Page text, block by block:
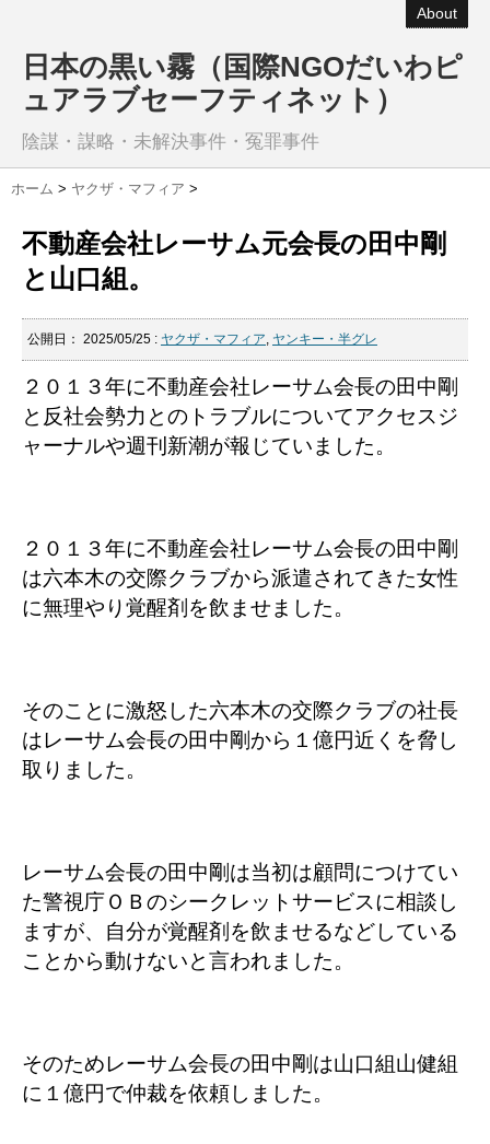
About
日本の黒い霧（国際NGOだいわピ
ュアラブセーフティネット）
陰謀・謀略・未解決事件・冤罪事件
ホーム > ヤクザ・マフィア >
不動産会社レーサム元会長の田中剛
と山口組。
公開日： 2025/05/25 : ヤクザ・マフィア, ヤンキー・半グレ
２０１３年に不動産会社レーサム会長の田中剛
と反社会勢力とのトラブルについてアクセスジ
ャーナルや週刊新潮が報じていました。
２０１３年に不動産会社レーサム会長の田中剛
は六本木の交際クラブから派遣されてきた女性
に無理やり覚醒剤を飲ませました。
そのことに激怒した六本木の交際クラブの社長
はレーサム会長の田中剛から１億円近くを脅し
取りました。
レーサム会長の田中剛は当初は顧問につけてい
た警視庁ＯＢのシークレットサービスに相談し
ますが、自分が覚醒剤を飲ませるなどしている
ことから動けないと言われました。
そのためレーサム会長の田中剛は山口組山健組
に１億円で仲裁を依頼しました。